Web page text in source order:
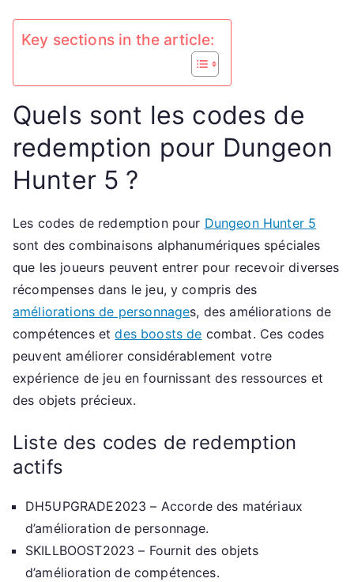
des
compétences,
des
de
combat
Key sections in the article:
Quels sont les codes de
redemption pour Dungeon
Hunter 5 ?
Les codes de redemption pour Dungeon Hunter 5
sont des combinaisons alphanumériques spéciales
que les joueurs peuvent entrer pour recevoir diverses
récompenses dans le jeu, y compris des
améliorations de personnages, des améliorations de
compétences etdes boosts de combat. Ces codes
peuvent améliorer considérablement votre
expérience de jeu en fournissant des ressources et
des objets précieux.
Liste des codes de redemption
actifs
DH5UPGRADE2023 – Accorde des matériaux
d’amélioration de personnage.
SKILLBOOST2023 – Fournit des objets
d’amélioration de compétences.